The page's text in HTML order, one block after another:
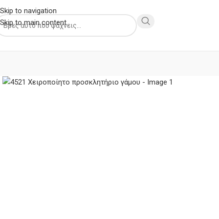
Skip to navigation
Skip to main content